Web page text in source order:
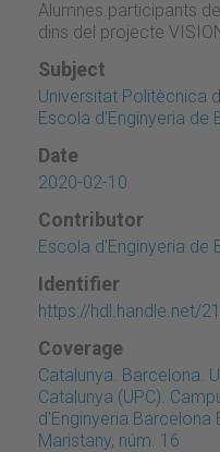
Alumnes participants
dins del projecte
Subject
Universitat Politècnica
Escola d'Enginyeria de
Date
2020-02-10
Contributor
Escola d'Enginyeria de
Identifier
https://hdl.handle.net/
Coverage
Catalunya. Barcelona.
Catalunya (UPC).
d'Enginyeria Barcelona
Maristany, núm. 16